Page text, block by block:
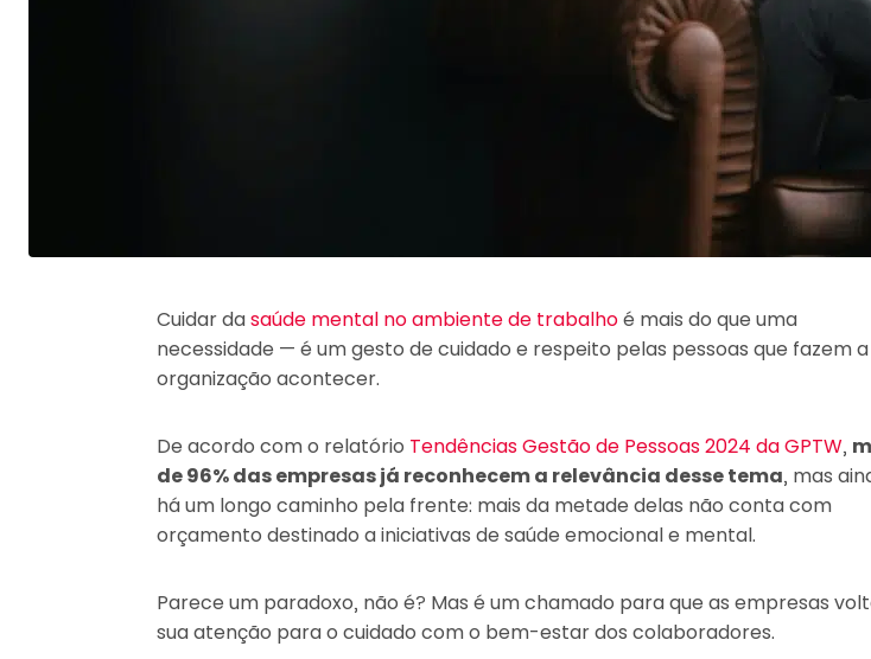
Cuidar dasaúde mental no ambiente de trabalhoé mais do que uma
necessidade — é um gesto de cuidado e respeito pelas pessoas que fazem a
organização acontecer.
De acordo com o relatório Tendências Gestão de Pessoas 2024 da GPTW,
de 96% das empresas já reconhecem a relevância desse tema, mas
há um longo caminho pela frente: mais da metade delas não conta com
orçamento destinado a iniciativas de saúde emocional e mental.
Parece um paradoxo, não é? Mas é um chamado para que as empresas
sua atenção para o cuidado com o bem-estar dos colaboradores.